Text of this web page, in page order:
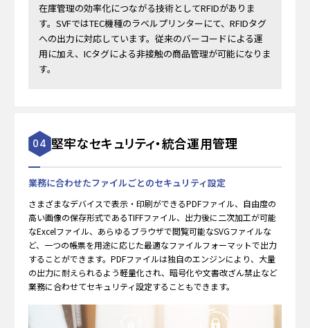
在庫管理の効率化につながる技術としてRFIDがありま
す。SVFではTEC機種のラベルプリンターにて、RFIDタグ
への出力に対応しています。従来のバーコードによる運
用に加え、ICタグによる非接触の商品管理が可能になりま
す。
04 堅牢なセキュリティ・統合運用管理
業務に合わせたファイルごとのセキュリティ設定
さまざまなデバイスで表示・印刷ができるPDFファイル、自由度の
高い画像の保存形式であるTIFFファイル、出力後に二次加工が可能
なExcelファイル、あらゆるブラウザで閲覧可能なSVGファイルな
ど、一つの帳票を用途に応じた最適なファイルフォーマットで出力
することができます。PDFファイルは独自のエンジンにより、大量
の出力に耐えられるよう軽量化され、暗号化や文書改ざん禁止など
業務に合わせてセキュリティ設定することもできます。